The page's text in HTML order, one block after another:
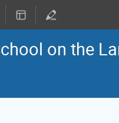
on the